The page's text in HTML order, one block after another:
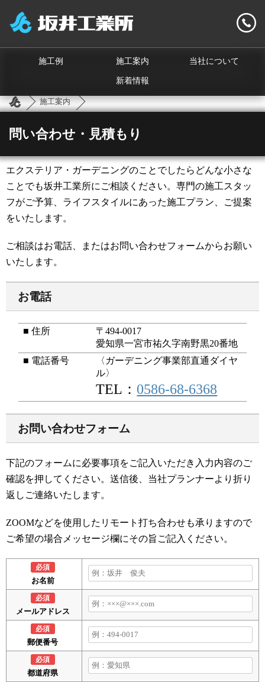
施工例 施工案内 当社について
新着情報
施工案内
問い合わせ・見積もり
エクステリア・ガーデニングのことでしたらどんな小さな
ことでも坂井工業所にご相談ください。専門の施工スタッ
フがご予算、ライフスタイルにあった施工プラン、ご提案
をいたします。
ご相談はお電話、またはお問い合わせフォームからお願い
いたします。
お電話
住所
〒494-0017
愛知県一宮市祐久字南野黒20番地
電話番号
〈ガーデニング事業部直通ダイヤ
ル〉
TEL： 0586-68-6368
お問い合わせフォーム
下記のフォームに必要事項をご記入いただき入力内容のご
確認を押してください。送信後、当社プランナーより折り
返しご連絡いたします。
ZOOMなどを使用したリモート打ち合わせも承りますので
ご希望の場合メッセージ欄にその旨ご記入ください。
必須
お名前
必須
メールアドレス
必須
郵便番号
必須
都道府県